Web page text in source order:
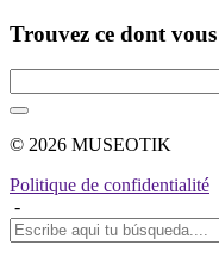
Trouvez ce dont
© 2026 MUSEOTIK
Politique de confidentialité
-